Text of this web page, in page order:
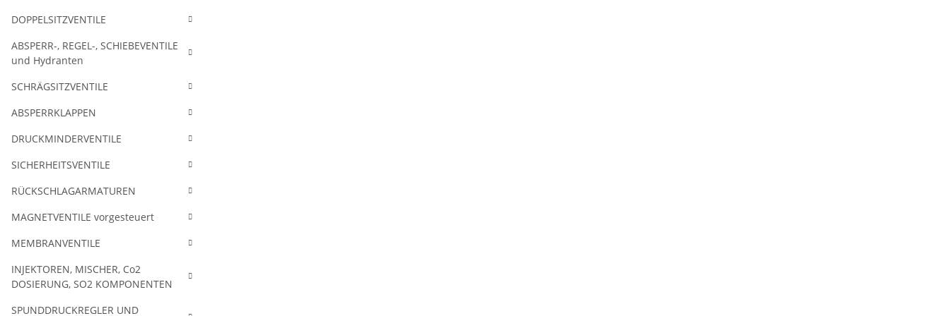
DOPPELSITZVENTILE
ABSPERR-, REGEL-, SCHIEBEVENTILE
und Hydranten
SCHRÄGSITZVENTILE
ABSPERRKLAPPEN
DRUCKMINDERVENTILE
SICHERHEITSVENTILE
RÜCKSCHLAGARMATUREN
MAGNETVENTILE vorgesteuert
MEMBRANVENTILE
INJEKTOREN, MISCHER, Co2
DOSIERUNG, SO2 KOMPONENTEN
SPUNDDRUCKREGLER UND